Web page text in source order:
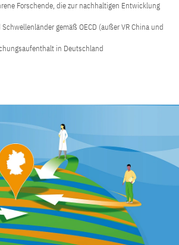
Forschende, die zur nachhaltigen Entwicklung
gemäß OECD (außer VR China und
in Deutschland